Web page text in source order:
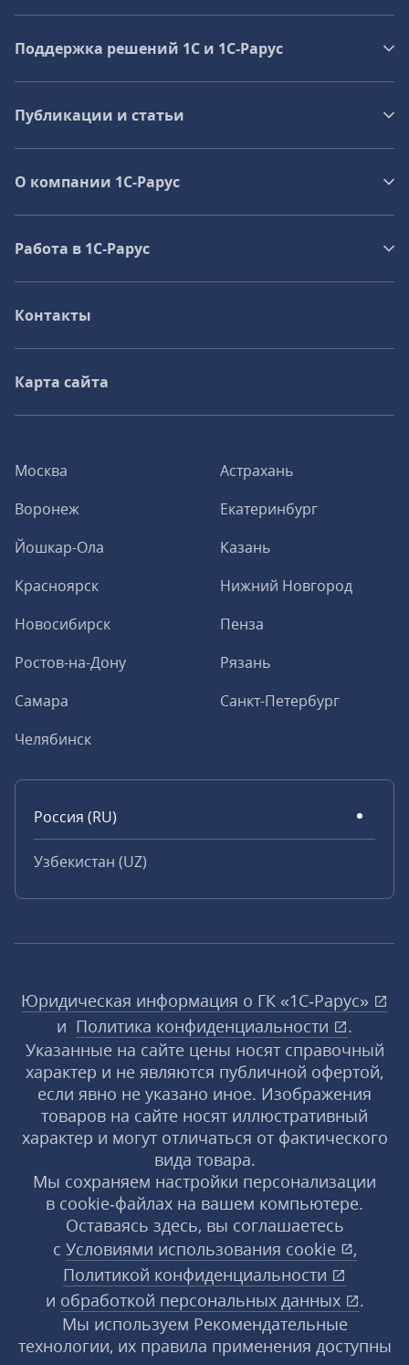
Москва
Астрахань
Воронеж
Екатеринбург
Йошкар-Ола
Казань
Красноярск
Нижний Новгород
Новосибирск
Пенза
Ростов-на-Дону
Рязань
Самара
Санкт-Петербург
Челябинск
Россия (RU)
Узбекистан (UZ)
Поддержка решений 1С и 1С‑Рарус
Публикации и статьи
О компании 1C-Рарус
Работа в 1С‑Рарус
Контакты
Карта сайта
Юридическая информация о ГК «1С‑Рарус»
и Политика конфиденциальности
.
Указанные на сайте цены носят справочный
характер и не являются публичной офертой,
если явно не указано иное. Изображения
товаров на сайте носят иллюстративный
характер и могут отличаться от фактического
вида товара.
Мы сохраняем настройки персонализации
в cookie‑файлах на вашем компьютере.
Оставаясь здесь, вы соглашаетесь
с Условиями использования cookie
,
Политикой конфиденциальности
и обработкой персональных данных
.
Мы используем Рекомендательные
технологии, их правила применения доступны